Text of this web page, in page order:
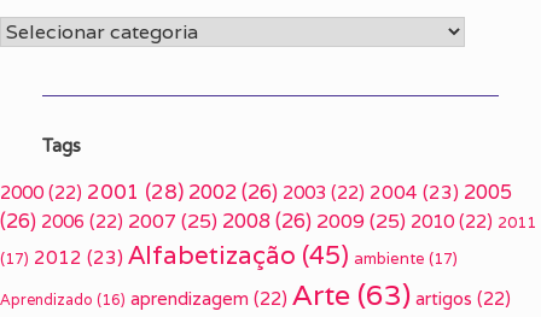
Categorias
Tags
2000 (22) 2001 (28) 2002(26) 2003 (22) 2004 (23) 2005
(26) 2006 (22) 2007 (25) 2008(26) 2009(25) 2010 (22) 2011
(17) 2012 (23) Alfabetização (45) ambiente (17)
Aprendizado (16) aprendizagem (22) Arte (63) artigos (22)